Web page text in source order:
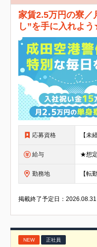
家賃2.5万円の寮／
し”を手に入れよ
応募資格
給与
勤務地
掲載終了予定日：2026.08.31
NEW 正社員